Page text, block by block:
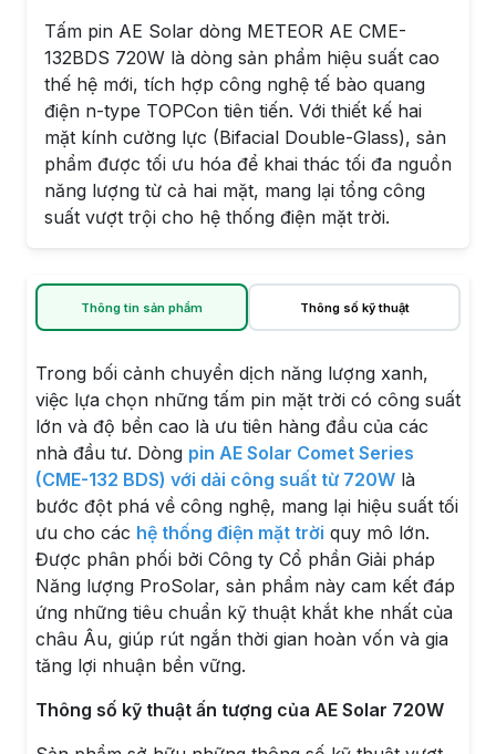
Tấm pin AE Solar dòng METEOR AE CME-
132BDS 720W là dòng sản phẩm hiệu suất cao
thế hệ mới, tích hợp công nghệ tế bào quang
điện n-type TOPCon tiên tiến. Với thiết kế hai
mặt kính cường lực (Bifacial Double-Glass), sản
phẩm được tối ưu hóa để khai thác tối đa nguồn
năng lượng từ cả hai mặt, mang lại tổng công
suất vượt trội cho hệ thống điện mặt trời.
Thông tin sản phẩm Thông số kỹ thuật
Trong bối cảnh chuyển dịch năng lượng xanh,
việc lựa chọn những tấm pin mặt trời có công suất
lớn và độ bền cao là ưu tiên hàng đầu của các
nhà đầu tư. Dòng pin AE Solar Comet Series
(CME-132 BDS) với dải công suất từ 720W là
bước đột phá về công nghệ, mang lại hiệu suất tối
ưu cho các hệ thống điện mặt trời quy mô lớn.
Được phân phối bởi Công ty Cổ phần Giải pháp
Năng lượng ProSolar, sản phẩm này cam kết đáp
ứng những tiêu chuẩn kỹ thuật khắt khe nhất của
châu Âu, giúp rút ngắn thời gian hoàn vốn và gia
tăng lợi nhuận bền vững.
Thông số kỹ thuật ấn tượng của AE Solar 720W